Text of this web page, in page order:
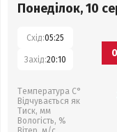
Понеділок, 10
Схід:05:25
Захід:20:10
Температура С°
Відчувається як
Тиск, мм
Вологість, %